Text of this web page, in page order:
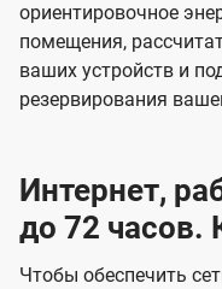
ориентировочное
помещения,
ваших устройств и
резервирования
Интернет,
до 72 часов.
Чтобы обеспечить